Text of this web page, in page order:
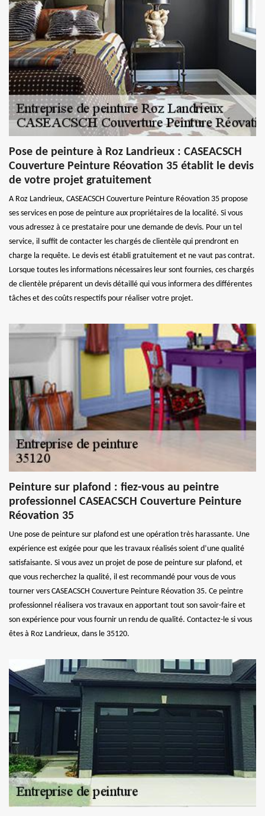
Pose de peinture à Roz Landrieux : CASEACSCH
Couverture Peinture Réovation 35 établit le devis
de votre projet gratuitement
A Roz Landrieux, CASEACSCH Couverture Peinture Réovation 35 propose
ses services en pose de peinture aux propriétaires de la localité. Si vous
vous adressez à ce prestataire pour une demande de devis. Pour un tel
service, il suffit de contacter les chargés de clientèle qui prendront en
charge la requête. Le devis est établi gratuitement et ne vaut pas contrat.
Lorsque toutes les informations nécessaires leur sont fournies, ces chargés
de clientèle préparent un devis détaillé qui vous informera des différentes
tâches et des coûts respectifs pour réaliser votre projet.
Peinture sur plafond : fiez-vous au peintre
professionnel CASEACSCH Couverture Peinture
Réovation 35
Une pose de peinture sur plafond est une opération très harassante. Une
expérience est exigée pour que les travaux réalisés soient d’une qualité
satisfaisante. Si vous avez un projet de pose de peinture sur plafond, et
que vous recherchez la qualité, il est recommandé pour vous de vous
tourner vers CASEACSCH Couverture Peinture Réovation 35. Ce peintre
professionnel réalisera vos travaux en apportant tout son savoir-faire et
son expérience pour vous fournir un rendu de qualité. Contactez-le si vous
êtes à Roz Landrieux, dans le 35120.